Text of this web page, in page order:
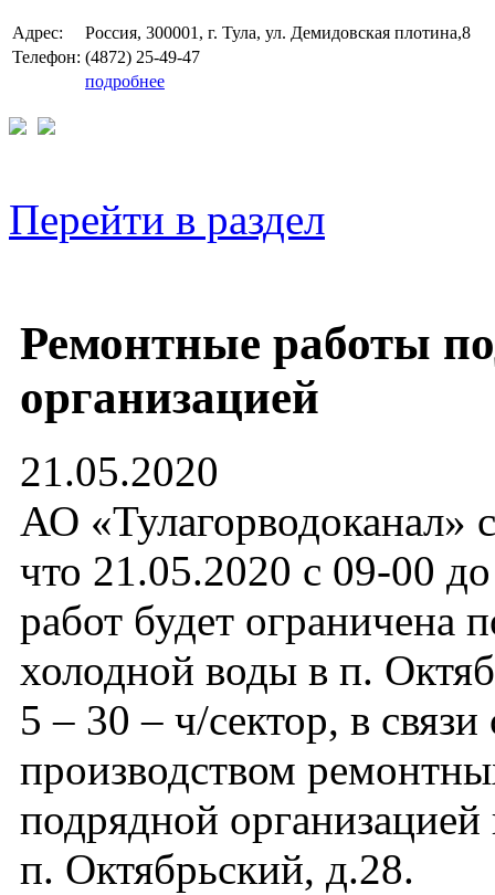
Адрес:
Россия, 300001, г. Тула, ул. Демидовская плотина,8
Телефон: (4872) 25-49-47
подробнее
Перейти в раздел
Ремонтные работы
организацией
21.05.2020
АО «Тулагорводоканал»
что 21.05.2020 с 09-00
работ будет ограничена
холодной воды в п.
5 – 30 – ч/сектор, в связи
производством
подрядной организацией
п. Октябрьский, д.28.